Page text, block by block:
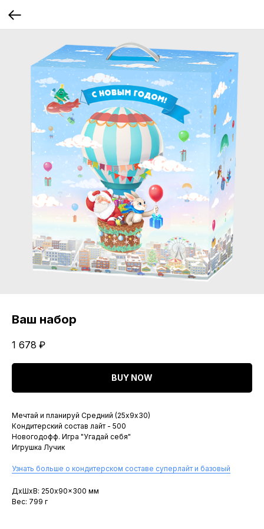
Ваш набор
1 678 ₽
BUY NOW
Мечтай и планируй Средний (25х9х30)
Кондитерский состав лайт - 500
Новогодофф. Игра "Угадай себя"
Игрушка Лучик
Узнать больше о кондитерском составе суперлайт и базовый
ДxШxВ: 250x90x300 мм
Вес: 799 г